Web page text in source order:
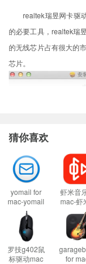
realtek瑞昱网卡驱动
的必要工具，realtek瑞
的无线芯片占有很大的
芯片。
软件特色
猜你喜欢
yomail for
mac-yomail
客户端mac版
下载 v3.42
虾米音
mac-虾
乐mac版
v7.5.8
罗技g402鼠
标驱动mac
for